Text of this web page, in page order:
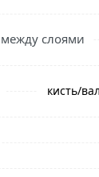
заказать
согласования
слоями
кисть/